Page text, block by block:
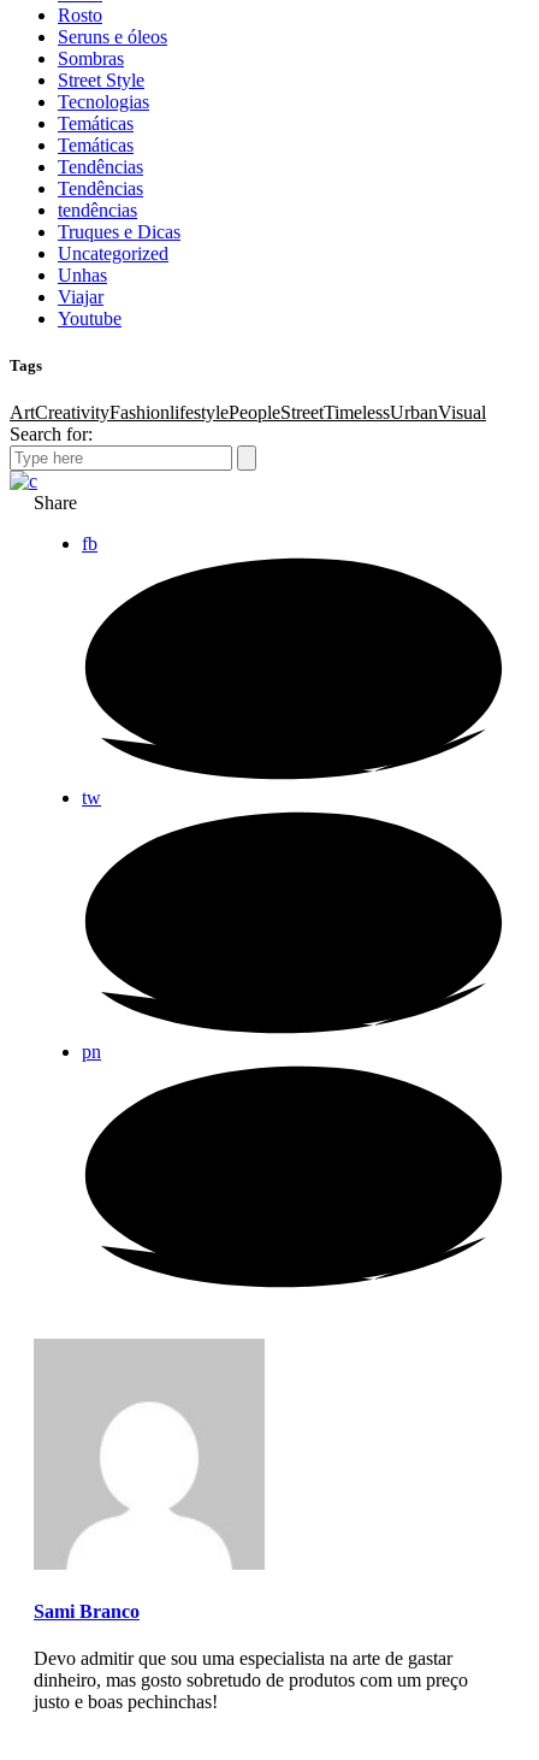
Rosto
Seruns e óleos
Sombras
Street Style
Tecnologias
Temáticas
Temáticas
Tendências
Tendências
tendências
Truques e Dicas
Uncategorized
Unhas
Viajar
Youtube
Tags
ArtCreativityFashionlifestylePeopleStreetTimelessUrbanVisual
Search for:
Share
fb
tw
pn
Sami Branco
Devo admitir que sou uma especialista na arte de gastar
dinheiro, mas gosto sobretudo de produtos com um preço
justo e boas pechinchas!